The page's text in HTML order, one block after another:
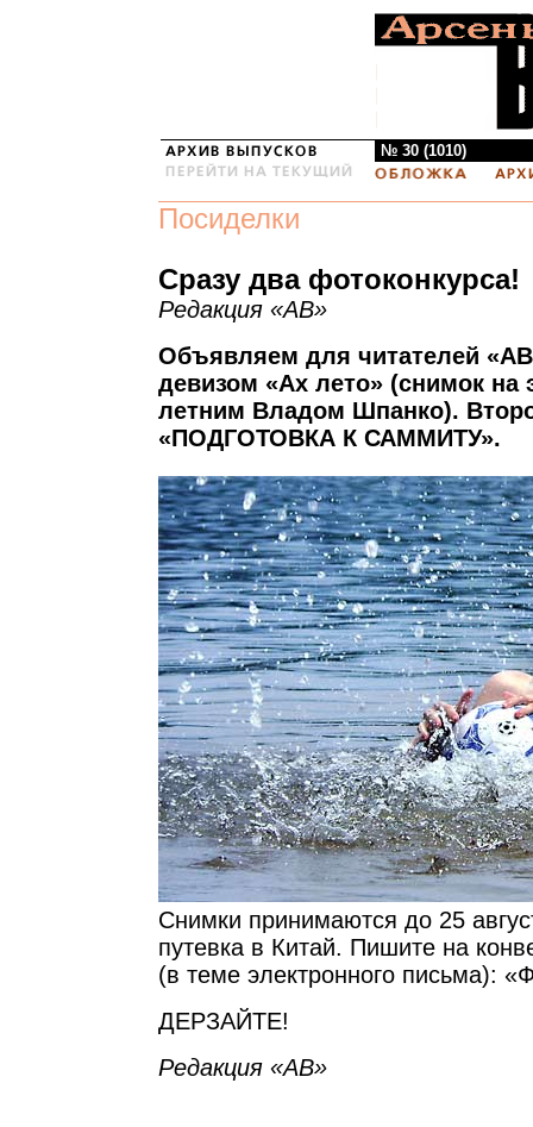
№ 30 (1010)
Посиделки
Сразу два фотоконкурса!
Редакция «АВ»
Объявляем для читателей
девизом «Ах лето» (снимок на
летним Владом Шпанко).
«ПОДГОТОВКА К САММИТУ».
Снимки принимаются до 25
путевка в Китай. Пишите на
(в теме электронного письма):
ДЕРЗАЙТЕ!
Редакция «АВ»